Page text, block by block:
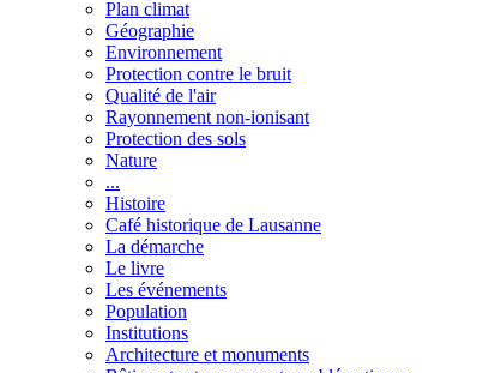
Plan climat
Géographie
Environnement
Protection contre le bruit
Qualité de l'air
Rayonnement non-ionisant
Protection des sols
Nature
...
Histoire
Café historique de Lausanne
La démarche
Le livre
Les événements
Population
Institutions
Architecture et monuments